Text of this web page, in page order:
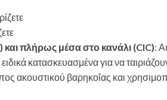
και πλήρως μέσα στο κανάλι (CIC):
κατασκευασμένα για να
ακουστικού βαρηκοΐας και